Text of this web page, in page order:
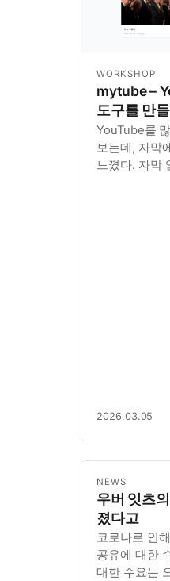
WORKSHOP
mytube –
도구를 만
YouTube를
보는데, 자막
느꼈다. 자막
2026.03.05
NEWS
우버 잇츠
졌다고
코로나로 인
공유에 대한
대한 수요는